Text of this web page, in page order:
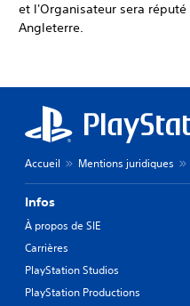
et l'Organisateur sera
Angleterre.
Accueil Mentions juridiques
Infos
À propos de SIE
Carrières
PlayStation Studios
PlayStation Productions